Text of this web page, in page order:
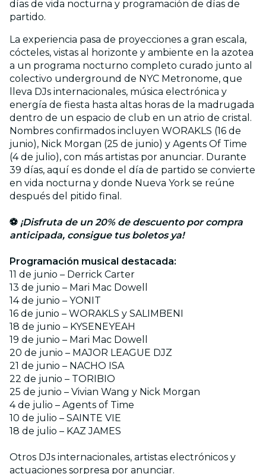
días de vida nocturna y programación de días de
partido.
La experiencia pasa de proyecciones a gran escala,
cócteles, vistas al horizonte y ambiente en la azotea
a un programa nocturno completo curado junto al
colectivo underground de NYC Metronome, que
lleva DJs internacionales, música electrónica y
energía de fiesta hasta altas horas de la madrugada
dentro de un espacio de club en un atrio de cristal.
Nombres confirmados incluyen WORAKLS (16 de
junio), Nick Morgan (25 de junio) y Agents Of Time
(4 de julio), con más artistas por anunciar. Durante
39 días, aquí es donde el día de partido se convierte
en vida nocturna y donde Nueva York se reúne
después del pitido final.
⚽ ¡Disfruta de un 20% de descuento por compra
anticipada, consigue tus boletos ya!
Programación musical destacada:
11 de junio – Derrick Carter
13 de junio – Mari Mac Dowell
14 de junio – YONIT
16 de junio – WORAKLS y SALIMBENI
18 de junio – KYSENEYEAH
19 de junio – Mari Mac Dowell
20 de junio – MAJOR LEAGUE DJZ
21 de junio – NACHO ISA
22 de junio – TORIBIO
25 de junio – Vivian Wang y Nick Morgan
4 de julio – Agents of Time
10 de julio – SAINTE VIE
18 de julio – KAZ JAMES
Otros DJs internacionales, artistas electrónicos y
actuaciones sorpresa por anunciar.